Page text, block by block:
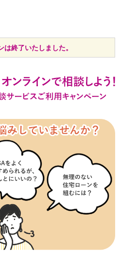
は終了いたしました。